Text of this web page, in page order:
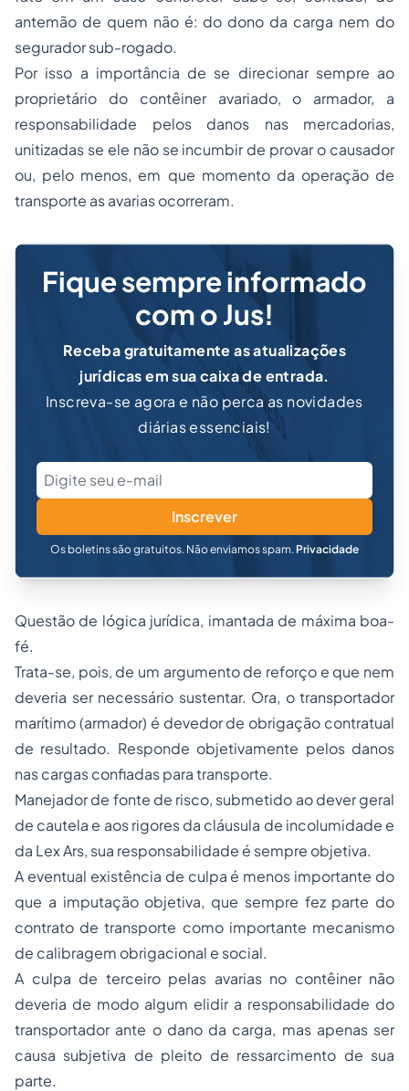
antemão de quem não é: do dono da carga nem do
segurador sub-rogado.
Por isso a importância de se direcionar sempre ao
proprietário do contêiner avariado, o armador, a
responsabilidade pelos danos nas mercadorias,
unitizadas se ele não se incumbir de provar o causador
ou, pelo menos, em que momento da operação de
transporte as avarias ocorreram.
Fique sempre informado
com o Jus!
Receba gratuitamente as atualizações
jurídicas em sua caixa de entrada.
Inscreva-se agora e não perca as novidades
diárias essenciais!
Inscrever
Os boletins são gratuitos. Não enviamos spam. Privacidade
Questão de lógica jurídica, imantada de máxima boa-
fé.
Trata-se, pois, de um argumento de reforço e que nem
deveria ser necessário sustentar. Ora, o transportador
marítimo (armador) é devedor de obrigação contratual
de resultado. Responde objetivamente pelos danos
nas cargas confiadas para transporte.
Manejador de fonte de risco, submetido ao dever geral
de cautela e aos rigores da cláusula de incolumidade e
da Lex Ars, sua responsabilidade é sempre objetiva.
A eventual existência de culpa é menos importante do
que a imputação objetiva, que sempre fez parte do
contrato de transporte como importante mecanismo
de calibragem obrigacional e social.
A culpa de terceiro pelas avarias no contêiner não
deveria de modo algum elidir a responsabilidade do
transportador ante o dano da carga, mas apenas ser
causa subjetiva de pleito de ressarcimento de sua
parte.